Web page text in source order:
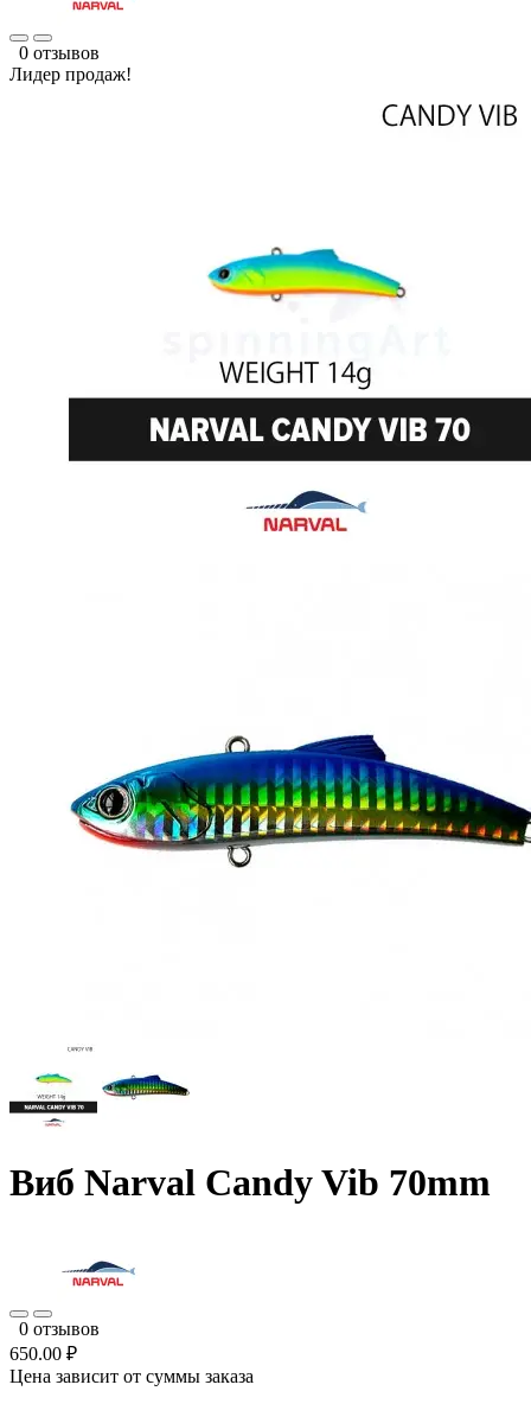
0 отзывов
Лидер продаж!
Виб Narval Candy Vib 70mm
0 отзывов
650.00 ₽
Цена зависит от суммы заказа